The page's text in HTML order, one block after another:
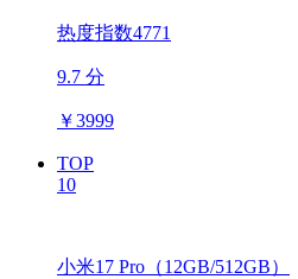
热度指数4771
9.7 分
￥3999
TOP
10
小米17 Pro（12GB/512GB）